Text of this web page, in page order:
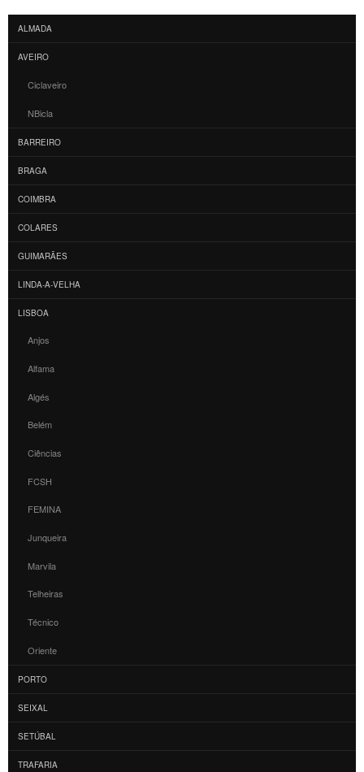
ALMADA
AVEIRO
Ciclaveiro
NBicla
BARREIRO
BRAGA
COIMBRA
COLARES
GUIMARÃES
LINDA-A-VELHA
LISBOA
Anjos
Alfama
Algés
Belém
Ciências
FCSH
FEMINA
Junqueira
Marvila
Telheiras
Técnico
Oriente
PORTO
SEIXAL
SETÚBAL
TRAFARIA